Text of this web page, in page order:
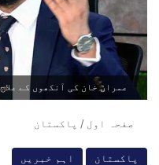
عمران خان کی آنکھوں کے
صفحہ اول / پاکستان
پاکستان اہم خبریں